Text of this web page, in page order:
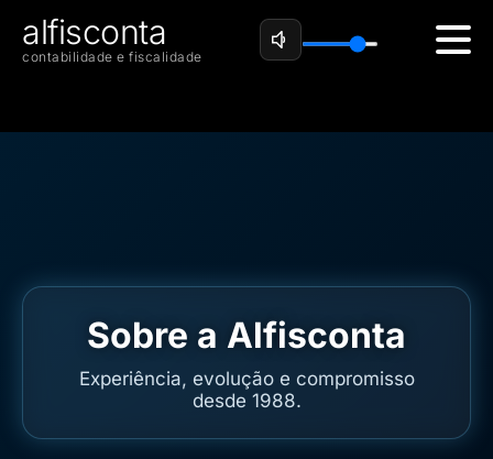
alfisconta
contabilidade e fiscalidade
Sobre a Alfisconta
Experiência, evolução e compromisso
desde 1988.